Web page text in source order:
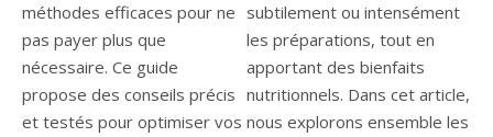
méthodes efficaces pour ne
pas payer plus que
nécessaire. Ce guide
propose des conseils précis
et testés pour optimiser vos
subtilement ou intensément
les préparations, tout en
apportant des bienfaits
nutritionnels. Dans cet article,
nous explorons ensemble les